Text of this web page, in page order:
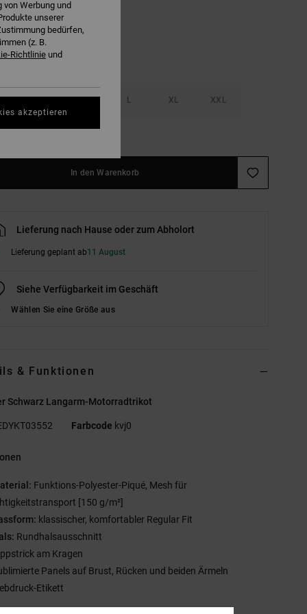
S M L XL XXL
In den Warenkorb
Lieferung nach Hause oder zum Abholort
Lieferung geplant ab11 August
Siehe Verfügbarkeit im Geschäft
Wählen Sie eine Größe aus
& Funktionen
Schwarz Langarm-Motorradtrikot
Farbcode kvj0
Funktions-Polyester-Piqué, Mesh für
[150 g/m²]
klassischer, komfortabler Regular Fit
Rundhalsausschnitt
am Kragen
Panels auf Brust, Rücken und beiden Ärmeln
Etikett
Werbung und
unserer
bedürfen,
(z. B.
Richtlinie und
akzeptieren